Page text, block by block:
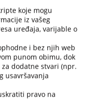
polagati suci i tužitelji koji
koje mogu
iz vašeg
uređaja, varijable o
i bez njih web
punom obimu, dok
dodatne stvari (npr.
usavršavanja
pravo na